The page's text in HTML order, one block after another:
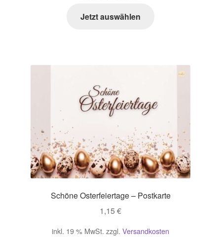
Jetzt auswählen
Schöne Osterfeiertage – Postkarte
1,15 €
inkl. 19 % MwSt. zzgl. Versandkosten